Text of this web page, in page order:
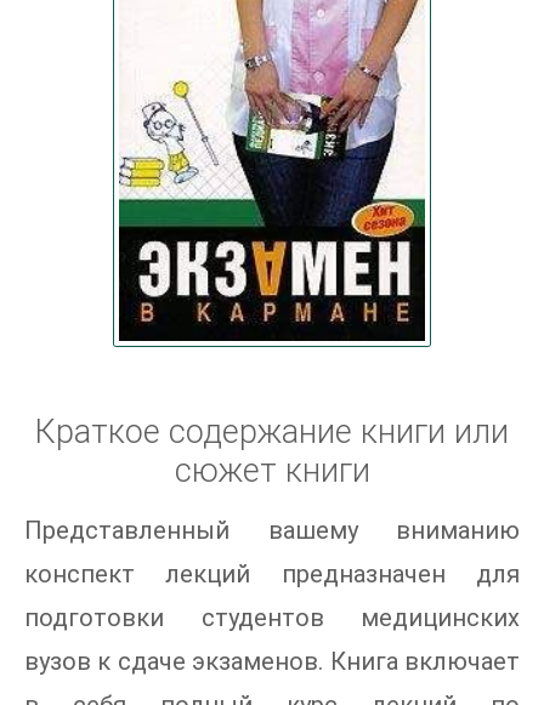
Краткое содержание книги или
сюжет книги
Представленный вашему вниманию
конспект лекций предназначен для
подготовки студентов медицинских
вузов к сдаче экзаменов. Книга включает